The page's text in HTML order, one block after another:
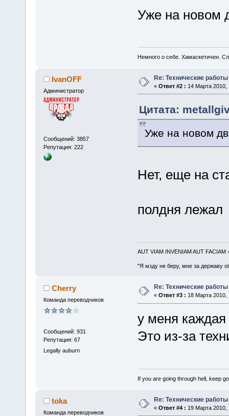
Уже на новом
Немного о себе. Хамаскетичен.
IvanOFF
Администратор
Сообщений: 3857
Репутация: 222
Re: Технические
« Ответ #2 : 14 Марта 2010,
Цитата:
Уже на новом
Нет, еще на
полдня
AUT VIAM INVENIAM AUT FACIAM
"Я мзду не беру, мне за державу
Cherry
Команда переводчиков
Сообщений: 931
Репутация: 67
Legally auburn
Re: Технические
« Ответ #3 : 18 Марта 2010,
у меня каждая
Это из-за
If you are going through hell, keep
toka
Команда переводчиков
Re: Технические
« Ответ #4 : 19 Марта 2010,